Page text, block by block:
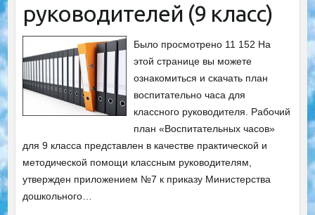
руководителей (9 класс)
Было просмотрено 11 152 На
этой странице вы можете
ознакомиться и скачать план
воспитательно часа для
классного руководителя. Рабочий
план «Воспитательных часов»
для 9 класса представлен в качестве практической и
методической помощи классным руководителям,
утвержден приложением №7 к приказу Министерства
дошкольного…